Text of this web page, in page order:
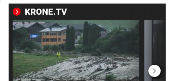
TRUMP DROHT: vor 2 Stunden
Lange Haftstrafen für Berichte
über Waffenengpässe
CONFERENCE LEAGUE vor 2 Stunden
KRONE.TV